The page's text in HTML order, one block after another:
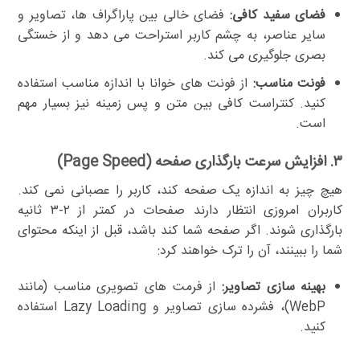
فضای سفید کافی:فضای خالی بین پاراگراف ها، تصاویر و
سایر عناصر، به چشم کاربر استراحت می دهد و از خستگی
بصری جلوگیری می کند.
فونت مناسب: از فونت های خوانا با اندازه مناسب استفاده
کنید. کنتراست کافی بین متن و پس زمینه نیز بسیار مهم
است.
۳. افزایش سرعت بارگذاری صفحه (Page Speed)
هیچ چیز به اندازه یک صفحه کند، کاربر را عصبانی نمی کند.
کاربران امروزی انتظار دارند صفحات در کمتر از ۲-۳ ثانیه
بارگذاری شوند. اگر صفحه شما کند باشد، قبل از اینکه محتوای
شما را ببینند، آن را ترک خواهند کرد:
بهینه سازی تصاویر: از فرمت های تصویری مناسب (مانند
WebP)، فشرده سازی تصاویر و Lazy Loading استفاده
کنید.